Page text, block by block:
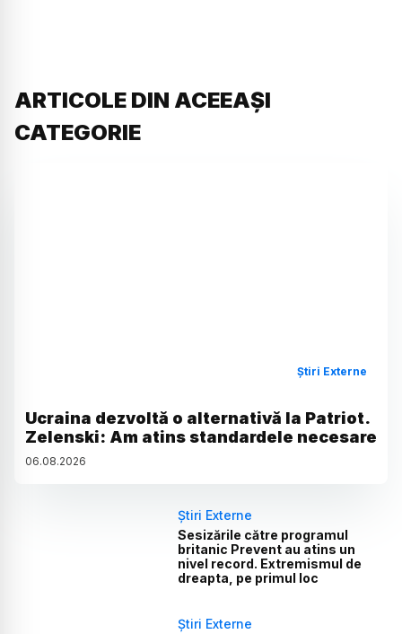
ARTICOLE DIN ACEEAȘI
CATEGORIE
Știri Externe
Ucraina dezvoltă o alternativă la Patriot.
Zelenski: Am atins standardele necesare
06.08.2026
Știri Externe
Sesizările către programul
britanic Prevent au atins un
nivel record. Extremismul de
dreapta, pe primul loc
Știri Externe